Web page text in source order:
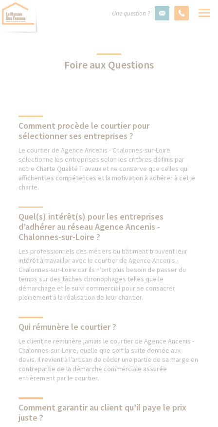
Une question ?
Foire aux Questions
Comment procède le courtier pour
sélectionner ses entreprises ?
Le courtier de Agence Ancenis - Chalonnes-sur-Loire
sélectionne les entreprises selon les critères définis par
notre Charte Qualité Travaux et ne conserve que celles qui
affichent les compétences et la motivation à adhérer à cette
charte.
Quel(s) intérêt(s) pour les entreprises
d’adhérer au réseau Agence Ancenis -
Chalonnes-sur-Loire ?
Les professionnels des métiers du bâtiment trouvent leur
intérêt à travailler avec le courtier de Agence Ancenis -
Chalonnes-sur-Loire car ils n’ont plus besoin de passer du
temps sur des tâches chronophages telles que le
démarchage et le suivi commercial pour se consacrer
pleinement à la réalisation de leur chantier.
Qui rémunère le courtier ?
Le client ne rémunère jamais le courtier de Agence Ancenis -
Chalonnes-sur-Loire, quelle que soit la suite donnée aux
devis. Il revient à l’artisan de céder une partie de sa marge en
contrepartie de la démarche commerciale assurée
entièrement par le courtier.
Comment garantir au client qu’il paye le prix
juste ?